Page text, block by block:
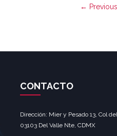
←
CONTACTO
Dirección: Mier y Pesado 13, Col
03103 Del Valle Nte, CDMX‎